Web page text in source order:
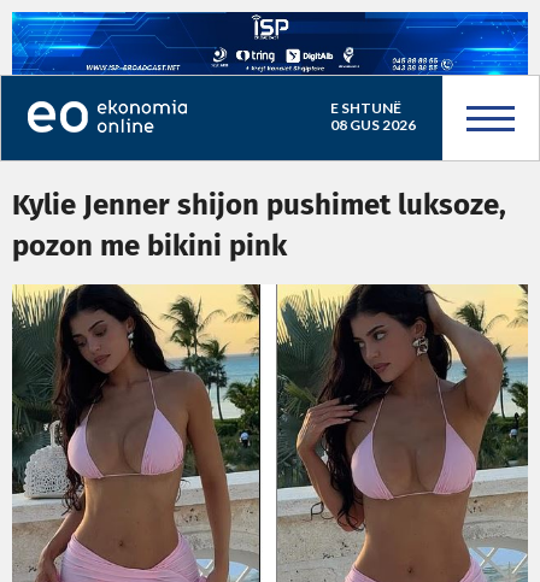
E SHTUNË
08 GUS 2026
Kylie Jenner shijon pushimet luksoze,
pozon me bikini pink